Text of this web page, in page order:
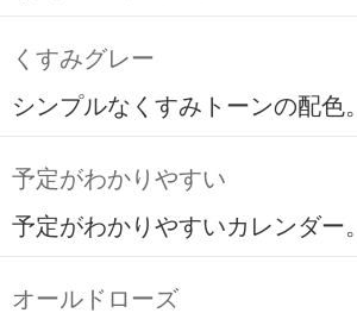
くすみグレー
シンプルなくすみトーンの配色。
予定がわかりやすい
予定がわかりやすいカレンダー。
オールドローズ